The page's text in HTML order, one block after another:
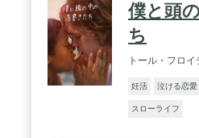
僕と頭
ち
トール・フロ
妊活 泣ける恋愛
スローライフ